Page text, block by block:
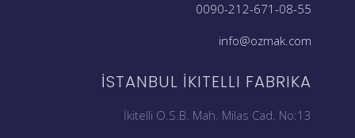
0090-212-671-08-55
info@ozmak.com
İSTANBUL İKITELLI FABRIKA
İkitelli O.S.B. Mah. Milas Cad. No:13